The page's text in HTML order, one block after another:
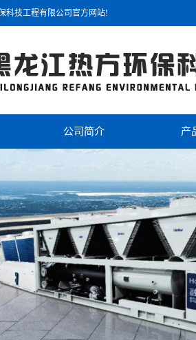
科技工程有限公司官方网站!
公司简介
联系我们
产
芬
双